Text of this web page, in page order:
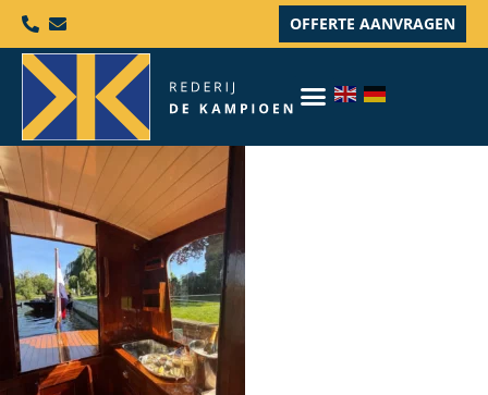
OFFERTE AANVRAGEN